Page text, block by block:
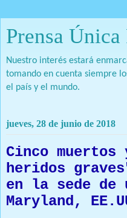
Prensa Única
Nuestro interés estará
tomando en cuenta siempre
el país y el mundo.
jueves, 28 de junio de 2018
Cinco
heridos
en la sede de
Maryland,